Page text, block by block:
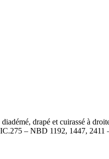
drapé et cuirassé à
– NBD 1192, 1447, 2411